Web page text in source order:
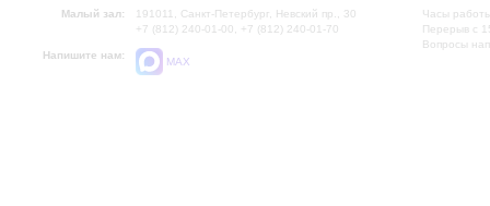
Малый зал:
191011, Санкт-Петербург, Невский пр., 30
+7 (812) 240-01-00, +7 (812) 240-01-70
Напишите нам:
MAX
Часы
Перерыв с
Вопросы